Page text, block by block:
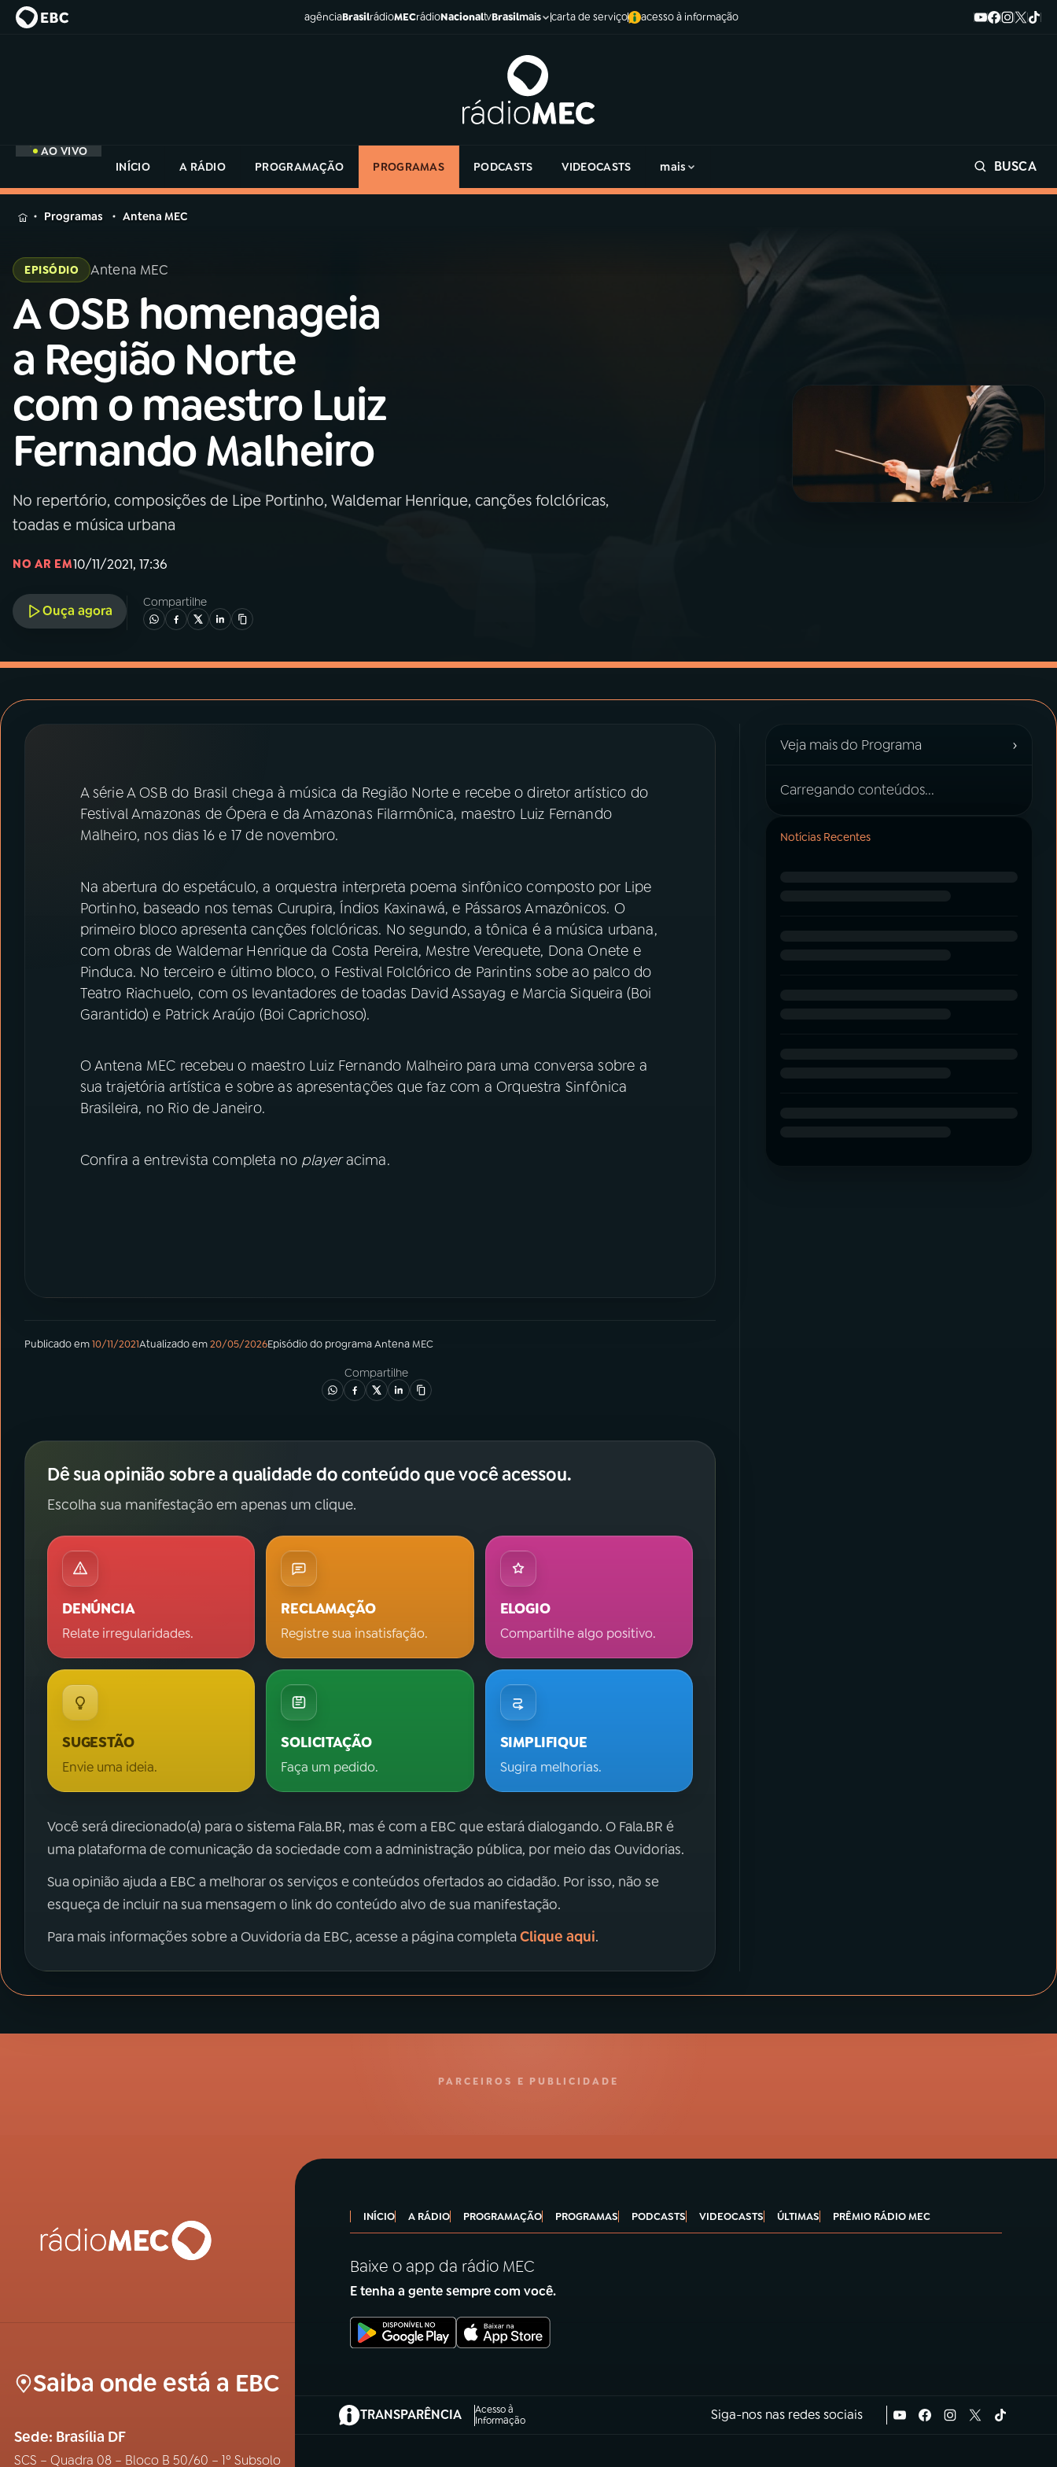
agênciaBrasilrádioMECrádioNacionaltvBrasilmais carta de serviço acesso à informação
AO VIVO
INÍCIO
A RÁDIO PROGRAMAÇÃO PROGRAMAS PODCASTS VIDEOCASTS mais BUSCA
MENU
Buscar
na
Rádio
MEC
AO VIVO
01 INÍCIO
02 A RÁDIO
03PROGRAMAÇÃO
05 PODCASTS
ACOMPANHE A RÁDIO MEC
Instagram X
na
Rádio
Programas Antena MEC
EPISÓDIO Antena MEC
A OSB homenageia
a Região Norte
com o maestro Luiz
Fernando Malheiro
No repertório, composições de Lipe Portinho, Waldemar Henrique, canções folclóricas,
toadas e música urbana
NO AR EM10/11/2021, 17:36
Ouça agora
Compartilhe
A série A OSB do Brasil chega à música da Região Norte e recebe o diretor artístico do
Festival Amazonas de Ópera e da Amazonas Filarmônica, maestro Luiz Fernando
Malheiro, nos dias 16 e 17 de novembro.
Na abertura do espetáculo, a orquestra interpreta poema sinfônico composto por Lipe
Portinho, baseado nos temas Curupira, Índios Kaxinawá, e Pássaros Amazônicos. O
primeiro bloco apresenta canções folclóricas. No segundo, a tônica é a música urbana,
com obras de Waldemar Henrique da Costa Pereira, Mestre Verequete, Dona Onete e
Pinduca. No terceiro e último bloco, o Festival Folclórico de Parintins sobe ao palco do
Teatro Riachuelo, com os levantadores de toadas David Assayag e Marcia Siqueira (Boi
Garantido) e Patrick Araújo (Boi Caprichoso).
O Antena MEC recebeu o maestro Luiz Fernando Malheiro para uma conversa sobre a
sua trajetória artística e sobre as apresentações que faz com a Orquestra Sinfônica
Brasileira, no Rio de Janeiro.
Confira a entrevista completa no playeracima.
Publicado em10/11/2021Atualizado em20/05/2026Episódiodo programaAntena MEC
Compartilhe
Dê sua opinião sobre a qualidade do conteúdo que você acessou.
Escolha sua manifestação em apenas um clique.
DENÚNCIA
Relate irregularidades.
RECLAMAÇÃO
Registre sua insatisfação.
ELOGIO
Compartilhe algo positivo.
SUGESTÃO
Envie uma ideia.
SOLICITAÇÃO
Faça um pedido.
SIMPLIFIQUE
Sugira melhorias.
Você será direcionado(a) para o sistema Fala.BR, mas é com a EBC que estará dialogando. O Fala.BR é
uma plataforma de comunicação da sociedade com a administração pública, por meio das Ouvidorias.
Sua opinião ajuda a EBC a melhorar os serviços e conteúdos ofertados ao cidadão. Por isso, não se
esqueça de incluir na sua mensagem o link do conteúdo alvo de sua manifestação.
Para mais informações sobre a Ouvidoria da EBC, acesse a página completaClique aqui.
Veja mais do Programa ›
Carregando conteúdos...
Notícias Recentes
PARCEIROS E PUBLICIDADE
Saiba onde está a EBC
Sede: Brasília DF
SCS – Quadra 08 – Bloco B 50/60 – 1º Subsolo
INÍCIO A RÁDIO PROGRAMAÇÃO PROGRAMAS PODCASTS VIDEOCASTS ÚLTIMAS PRÊMIO RÁDIO MEC
Baixe o app da rádio MEC
E tenha a gente sempre com você.
TRANSPARÊNCIA
Acesso à
Informação
(abre em nova aba) Siga-nos nas redes sociais